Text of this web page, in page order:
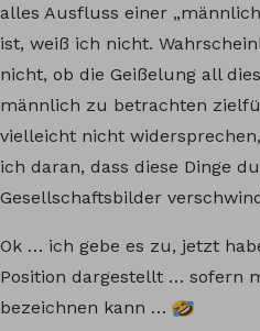
alles Ausfluss einer
ist, weiß ich nicht.
nicht, ob die Geißelung all
männlich zu betrachten
vielleicht nicht
ich daran, dass diese Dinge
Gesellschaftsbilder
Ok … ich gebe es zu, jetzt
Position dargestellt … sofern
bezeichnen kann …